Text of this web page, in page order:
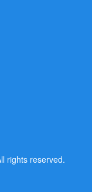
rights reserved.